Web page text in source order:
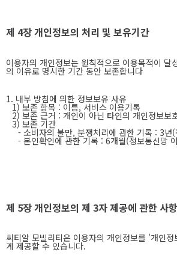
제 4장 개인정보의 처리 및 보유기간
이용자의 개인정보는 원칙적으로 이용목적이
의 이유로 명시한 기간 동안 보존합니다
1. 내부 방침에 의한 정보보유 사유
1) 보존 항목 : 이름, 서비스 이용기록
2) 보존 근거 : 개인이 아닌 타인의 개인정보보
3) 보존 기간
- 소비자의 불만, 분쟁처리에 관한 기록 : 3
- 본인확인에 관한 기록 : 6개월(정보통신망
제 5장 개인정보의 제 3자 제공에 관한 사항
씨티알 모빌리티은 이용자의 개인정보를 '개인
게 제공할 수 있습니다.